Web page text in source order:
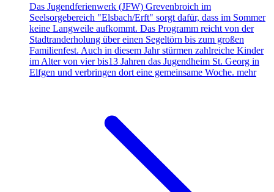
Das Jugendferienwerk (JFW) Grevenbroich im
Seelsorgebereich "Elsbach/Erft" sorgt dafür, dass im Sommer
keine Langweile aufkommt. Das Programm reicht von der
Stadtranderholung über einen Segeltörn bis zum großen
Familienfest. Auch in diesem Jahr stürmen zahlreiche Kinder
im Alter von vier bis13 Jahren das Jugendheim St. Georg in
Elfgen und verbringen dort eine gemeinsame Woche. mehr